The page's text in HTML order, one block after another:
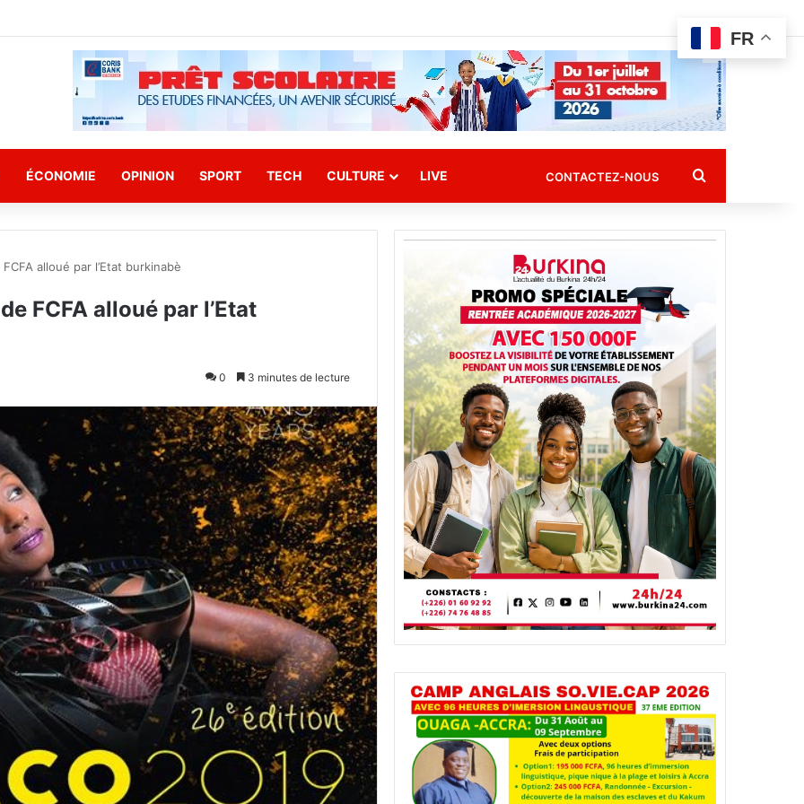
ÉCONOMIE OPINION SPORT TECH CULTURE LIVE CONTACTEZ-NOUS Rechercher
alloué par l’Etat burkinabè
FCFA alloué par l’Etat
0 3 minutes de lecture
FR